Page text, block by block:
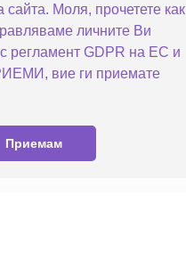
Моля, прочетете как
личните Ви
регламент GDPR на ЕС и
вие ги приемате
Приемам
компютри